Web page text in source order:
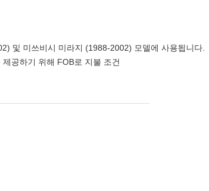
및 미쓰비시 미라지 (1988-2002) 모델에 사용됩니다.
공하기 위해 FOB로 지불 조건